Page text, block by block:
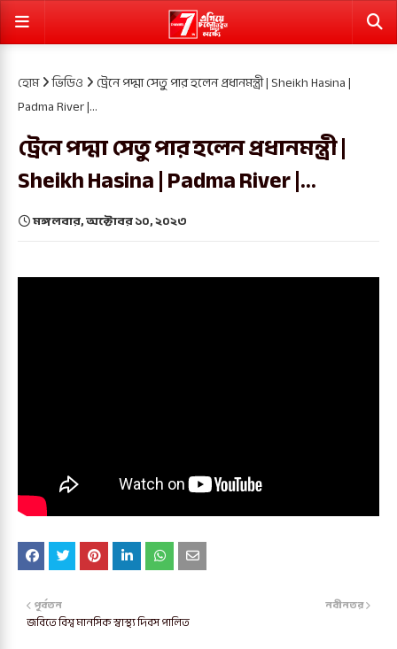
হোম ভিডিও
ট্রেনে পদ্মা সেতু পার হলেন প্রধানমন্ত্রী | Sheikh Hasina |
Padma River |...
ট্রেনে পদ্মা সেতু পার হলেন প্রধানমন্ত্রী |
Sheikh Hasina | Padma River |...
মঙ্গলবার, অক্টোবর ১০, ২০২৩
নবীনতর
পূর্বতন
জবিতে বিশ্ব মানসিক স্বাস্থ্য দিবস পালিত